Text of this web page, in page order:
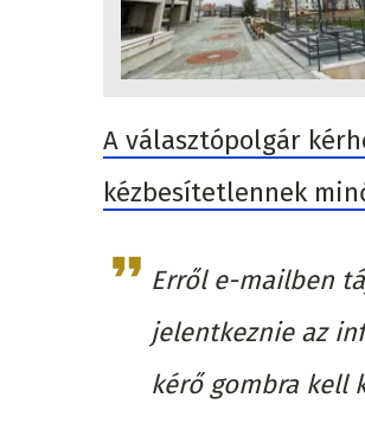
A választópolgár
kézbesítetlennek
Erről e-mailben
jelentkeznie az
kérő gombra kell